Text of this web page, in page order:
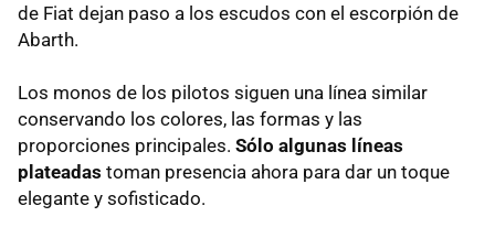
de Fiat dejan paso a los escudos con el escorpión de
Abarth.
Los monos de los pilotos siguen una línea similar
conservando los colores, las formas y las
proporciones principales. Sólo algunas líneas
plateadas toman presencia ahora para dar un toque
elegante y sofisticado.